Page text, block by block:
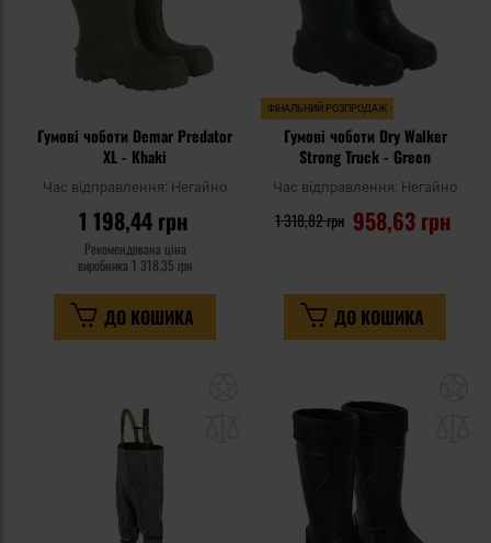
Гумові чоботи Demar Predator
XL - Khaki
Час відправлення: Негайно
1 198,44 грн
Рекомендована ціна
виробника 1 318,35 грн
ДО КОШИКА
ФІНАЛЬНИЙ РОЗПРОДАЖ
Гумові чоботи Dry Walker
Strong Truck - Green
Час відправлення: Негайно
958,63 грн
1 318,82 грн
ДО КОШИКА
списку
уподобань